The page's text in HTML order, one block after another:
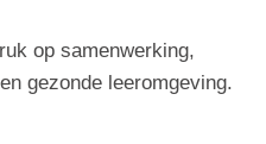
op samenwerking,
gezonde leeromgeving.